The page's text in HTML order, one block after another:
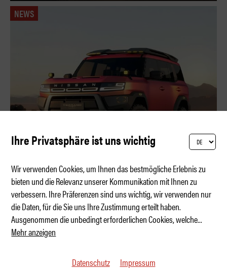
NEWS
Das Ur-SUV kehrt zurück
Ihre Privatsphäre ist uns wichtig
Wir verwenden Cookies, um Ihnen das bestmögliche Erlebnis zu
bieten und die Relevanz unserer Kommunikation mit Ihnen zu
verbessern. Ihre Präferenzen sind uns wichtig, wir verwenden nur
die Daten, für die Sie uns Ihre Zustimmung erteilt haben.
Ausgenommen die unbedingt erforderlichen Cookies, welche...
Mehr anzeigen
Datenschutz Impressum